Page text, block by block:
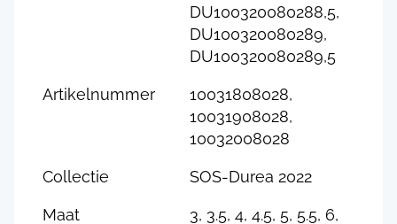
DU100320080288,5,
DU100320080289,
DU100320080289,5
Artikelnummer
10031808028,
10031908028,
10032008028
Collectie SOS-Durea 2022
Maat 3, 3.5, 4, 4.5, 5, 5.5, 6,